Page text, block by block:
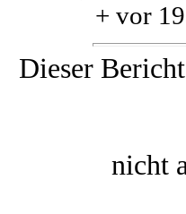
+ vor
Dieser
nicht